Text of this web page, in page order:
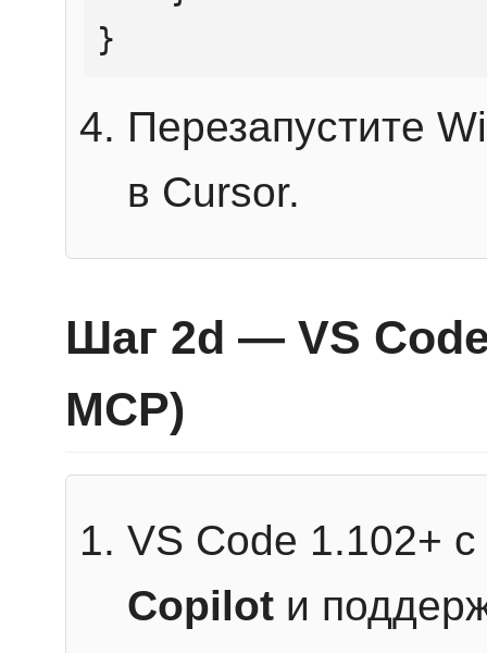
}
Перезапустите
в Cursor.
Шаг 2d — VS
MCP)
VS Code 1.102+
Copilot и